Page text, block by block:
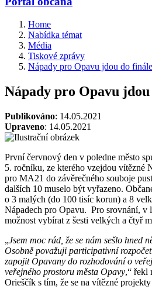
Home
Nabídka témat
Média
Tiskové zprávy
Nápady pro Opavu jdou do finále
Nápady pro Opavu
Publikováno: 14.05.2021
Upraveno: 14.05.2021
První červnový den v poledne město
5. ročníku, ze kterého vzejdou vítězné
pro MA21 do závěrečného souboje
dalších 10 muselo být vyřazeno.
o 3 malých (do 100 tisíc korun) a 8
Nápadech pro Opavu. Pro srovnání, v
možnost vybírat z šesti velkých a čtyř
„Jsem moc rád, že se nám sešlo hned
Osobně považuji participativní
zapojit Opavany do rozhodování o
veřejného prostoru města Opavy,“ řekl
Orieščík s tím, že se na vítězné